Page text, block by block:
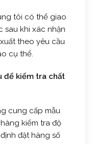
tôi có thể giao
sau khi xác nhận
theo yêu cầu
cụ thể.
để kiểm tra chất
cung cấp mẫu
kiểm tra độ
đặt hàng số